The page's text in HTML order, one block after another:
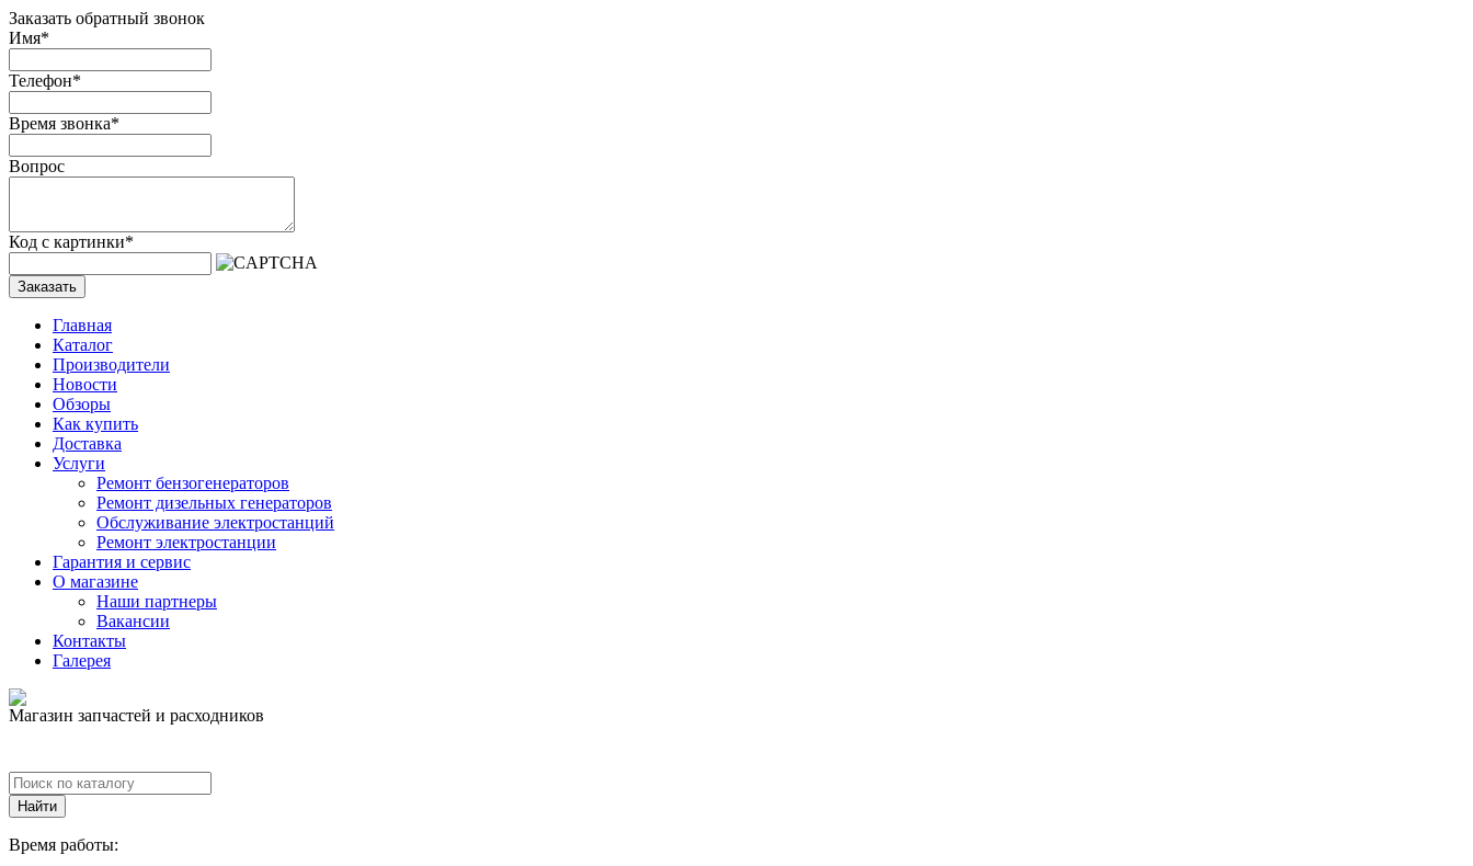
Заказать обратный звонок
Имя*
Телефон*
Время звонка*
Вопрос
Код с картинки*
Заказать
Главная
Каталог
Производители
Новости
Обзоры
Как купить
Доставка
Услуги
Ремонт бензогенераторов
Ремонт дизельных генераторов
Обслуживание электростанций
Ремонт электростанции
Гарантия и сервис
О магазине
Наши партнеры
Вакансии
Контакты
Галерея
Магазин запчастей и расходников
Время работы: